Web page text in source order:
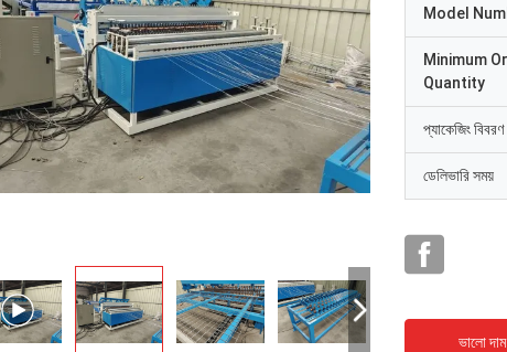
Model
Minimum
Quantity
প্যাকেজিং বিবরণ
ডেলিভারি সময়
ভালো দাম